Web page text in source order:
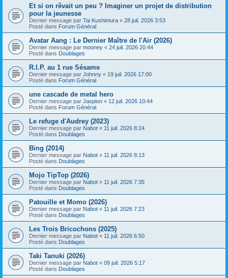
Et si on rêvait un peu ? Imaginer un projet de distribution
pour la jeunesse
Dernier message par Tai Kushimura « 28 juil. 2026 3:53
Posté dans Forum Général
Avatar Aang : Le Dernier Maître de l'Air (2026)
Dernier message par mooney « 24 juil. 2026 20:44
Posté dans Doublages
R.I.P. au 1 rue Sésame
Dernier message par Johnny « 19 juil. 2026 17:00
Posté dans Forum Général
une cascade de metal hero
Dernier message par Jaspion « 12 juil. 2026 10:44
Posté dans Forum Général
Le refuge d'Audrey (2023)
Dernier message par Nabot « 11 juil. 2026 8:24
Posté dans Doublages
Bing (2014)
Dernier message par Nabot « 11 juil. 2026 8:13
Posté dans Doublages
Mojo TipTop (2026)
Dernier message par Nabot « 11 juil. 2026 7:35
Posté dans Doublages
Patouille et Momo (2026)
Dernier message par Nabot « 11 juil. 2026 7:23
Posté dans Doublages
Les Trois Bricochons (2025)
Dernier message par Nabot « 11 juil. 2026 6:50
Posté dans Doublages
Taki Tanuki (2026)
Dernier message par Nabot « 09 juil. 2026 5:17
Posté dans Doublages